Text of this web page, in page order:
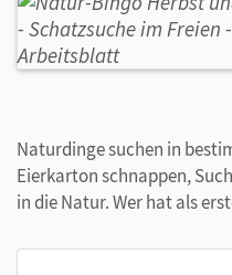
Naturdinge suchen in
Eierkarton schnappen,
in die Natur. Wer hat als